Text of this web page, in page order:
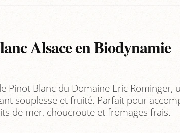
Alsace en Biodynamie
Pinot Blanc du Domaine Eric Rominger,
souplesse et fruité. Parfait pour
de mer, choucroute et fromages frais.